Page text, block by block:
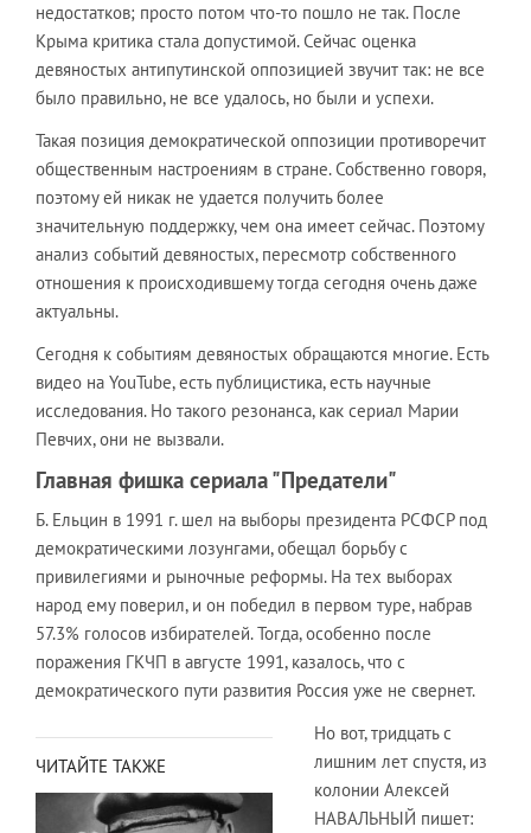
недостатков; просто потом что-то пошло не так. После
Крыма критика стала допустимой. Сейчас оценка
девяностых антипутинской оппозицией звучит так: не все
было правильно, не все удалось, но были и успехи.
Такая позиция демократической оппозиции противоречит
общественным настроениям в стране. Собственно говоря,
поэтому ей никак не удается получить более
значительную поддержку, чем она имеет сейчас. Поэтому
анализ событий девяностых, пересмотр собственного
отношения к происходившему тогда сегодня очень даже
актуальны.
Сегодня к событиям девяностых обращаются многие. Есть
видео на YouTube, есть публицистика, есть научные
исследования. Но такого резонанса, как сериал Марии
Певчих, они не вызвали.
Главная фишка сериала "Предатели"
Б. Ельцин в 1991 г. шел на выборы президента РСФСР под
демократическими лозунгами, обещал борьбу с
привилегиями и рыночные реформы. На тех выборах
народ ему поверил, и он победил в первом туре, набрав
57.3% голосов избирателей. Тогда, особенно после
поражения ГКЧП в августе 1991, казалось, что с
демократического пути развития Россия уже не свернет.
ЧИТАЙТЕ ТАКЖЕ
Но вот, тридцать с
лишним лет спустя, из
колонии Алексей
НАВАЛЬНЫЙ пишет: